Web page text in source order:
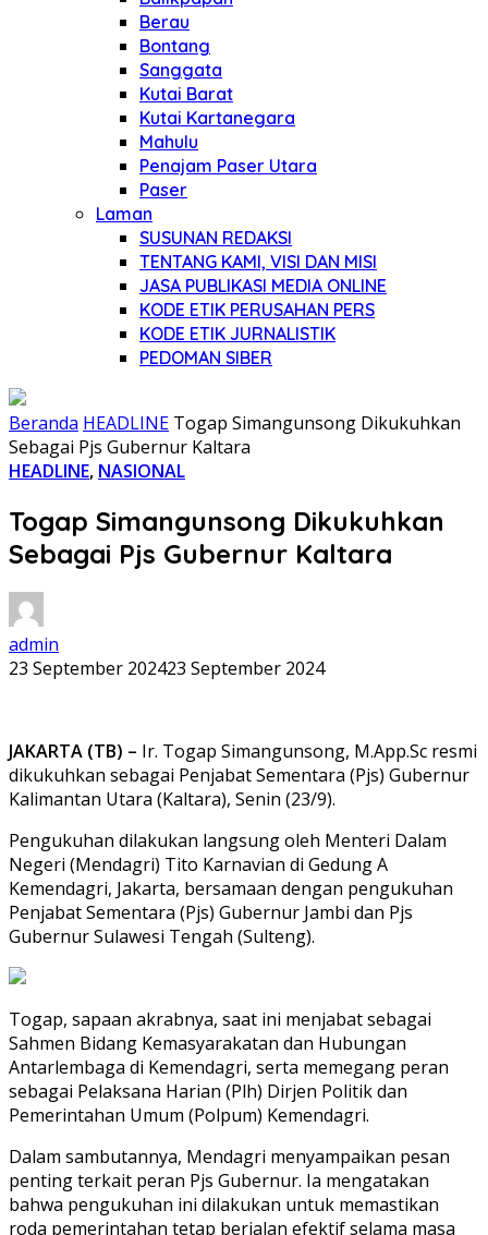
Berau
Bontang
Sanggata
Kutai Barat
Kutai Kartanegara
Mahulu
Penajam Paser Utara
Paser
Laman
SUSUNAN REDAKSI
TENTANG KAMI, VISI DAN MISI
JASA PUBLIKASI MEDIA ONLINE
KODE ETIK PERUSAHAN PERS
KODE ETIK JURNALISTIK
PEDOMAN SIBER
Beranda HEADLINE Togap Simangunsong Dikukuhkan
Sebagai Pjs Gubernur Kaltara
HEADLINE, NASIONAL
Togap Simangunsong Dikukuhkan
Sebagai Pjs Gubernur Kaltara
admin
23 September 202423 September 2024
JAKARTA (TB) – Ir. Togap Simangunsong, M.App.Sc resmi
dikukuhkan sebagai Penjabat Sementara (Pjs) Gubernur
Kalimantan Utara (Kaltara), Senin (23/9).
Pengukuhan dilakukan langsung oleh Menteri Dalam
Negeri (Mendagri) Tito Karnavian di Gedung A
Kemendagri, Jakarta, bersamaan dengan pengukuhan
Penjabat Sementara (Pjs) Gubernur Jambi dan Pjs
Gubernur Sulawesi Tengah (Sulteng).
Togap, sapaan akrabnya, saat ini menjabat sebagai
Sahmen Bidang Kemasyarakatan dan Hubungan
Antarlembaga di Kemendagri, serta memegang peran
sebagai Pelaksana Harian (Plh) Dirjen Politik dan
Pemerintahan Umum (Polpum) Kemendagri.
Dalam sambutannya, Mendagri menyampaikan pesan
penting terkait peran Pjs Gubernur. Ia mengatakan
bahwa pengukuhan ini dilakukan untuk memastikan
roda pemerintahan tetap berjalan efektif selama masa